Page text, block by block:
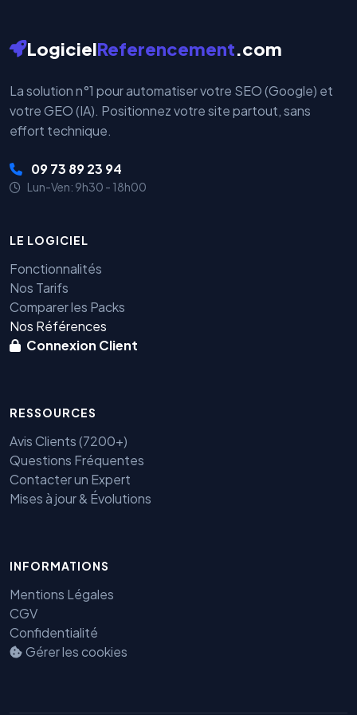
LogicielReferencement.com
La solution n°1 pour automatiser votre SEO (Google) et
votre GEO (IA). Positionnez votre site partout, sans
effort technique.
09 73 89 23 94
Lun-Ven: 9h30 - 18h00
LE LOGICIEL
Fonctionnalités
Nos Tarifs
Comparer les Packs
Nos Références
Connexion Client
RESSOURCES
Avis Clients (7200+)
Questions Fréquentes
Contacter un Expert
Mises à jour & Évolutions
INFORMATIONS
Mentions Légales
CGV
Confidentialité
Gérer les cookies